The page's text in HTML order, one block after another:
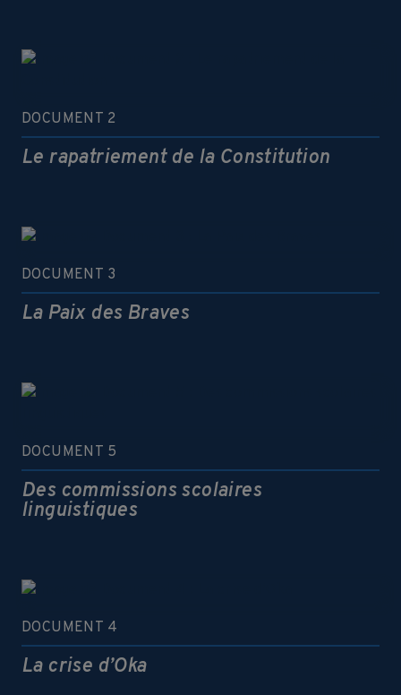
DOCUMENT 2
Le rapatriement de la Constitution
DOCUMENT 3
La Paix des Braves
DOCUMENT 5
Des commissions scolaires
linguistiques
DOCUMENT 4
La crise d’Oka